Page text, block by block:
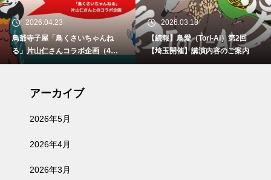
2026.04.23
鳥爺寺子屋「鳥くさいちゃんね
る」片山仁さんコラボ企画（4月2
9日、5月30日、6月21日）開催
2026.03.18
【続報】鳥愛（Tori-Ai）第2回
【埼玉開催】講演内容のご案内
アーカイブ
2026年5月
2026年4月
2026年3月